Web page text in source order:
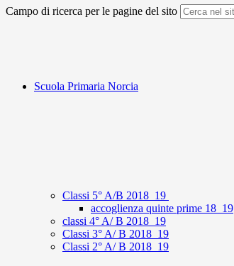
Campo di ricerca per le pagine del sito
Scuola Primaria Norcia
Classi 5° A/B 2018_19
accoglienza quinte prime 18_19
classi 4° A/ B 2018_19
Classi 3° A/ B 2018_19
Classi 2° A/ B 2018_19